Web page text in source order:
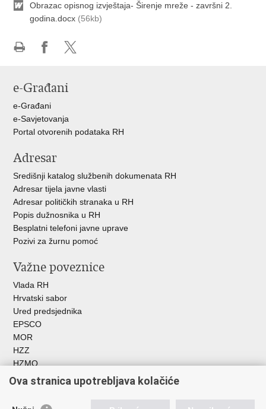
Obrazac opisnog izvještaja- Širenje mreže - završni 2.
godina.docx (56kb)
Facebooku
X-
e-Građani
e-Građani
e-Savjetovanja
Portal otvorenih podataka RH
Adresar
Središnji katalog službenih dokumenata RH
Adresar tijela javne vlasti
Adresar političkih stranaka u RH
Popis dužnosnika u RH
Besplatni telefoni javne uprave
Pozivi za žurnu pomoć
Važne poveznice
Vlada RH
Hrvatski sabor
Ured predsjednika
EPSCO
MOR
HZZ
HZMO
REGOS
Hrvatski zavod za socijalni rad
Akademija socijalne skrbi - ASOSK
Ova stranica upotrebljava kolačiće